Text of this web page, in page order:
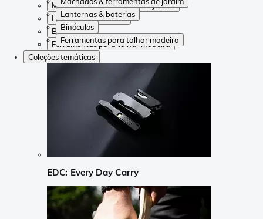
Lanternas & baterias
Binóculos
Ferramentas para talhar madeira
Machados & ferramentas de jardim
Lanternas & baterias
Binóculos
Ferramentas para talhar madeira
Coleções temáticas
EDC: Every Day Carry